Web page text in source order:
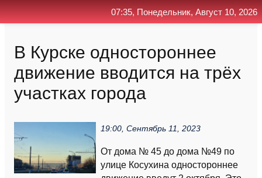
В Курске одностороннее
движение вводится на трёх
участках города
19:00, Сентябрь 11, 2023
От дома № 45 до дома №49 по
улице Косухина одностороннее
07:35, Понедельник, Август 10, 2026